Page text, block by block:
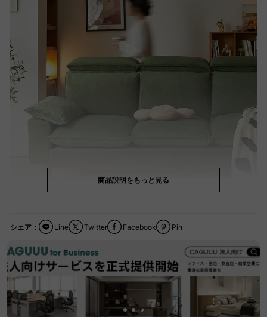
商品説明をもっと見る
シェア： Facebook
Twitter Pin
Line